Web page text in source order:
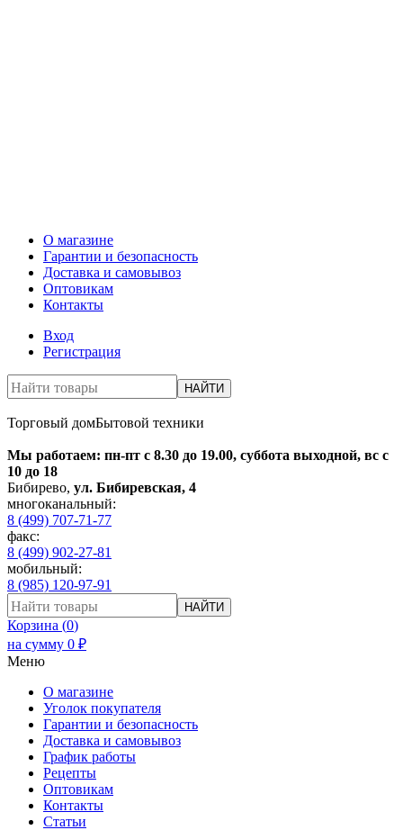
О магазине
Гарантии и безопасность
Доставка и самовывоз
Оптовикам
Контакты
Вход
Регистрация
НАЙТИ
Торговый домБытовой техники
Мы работаем: пн-пт с 8.30 до 19.00, суббота выходной, вс с
10 до 18
Бибирево, ул. Бибиревская, 4
многоканальный:
8 (499) 707-71-77
факс:
8 (499) 902-27-81
мобильный:
8 (985) 120-97-91
НАЙТИ
Корзина (0)
на сумму 0 ₽
Меню
О магазине
Уголок покупателя
Гарантии и безопасность
Доставка и самовывоз
График работы
Рецепты
Оптовикам
Контакты
Статьи